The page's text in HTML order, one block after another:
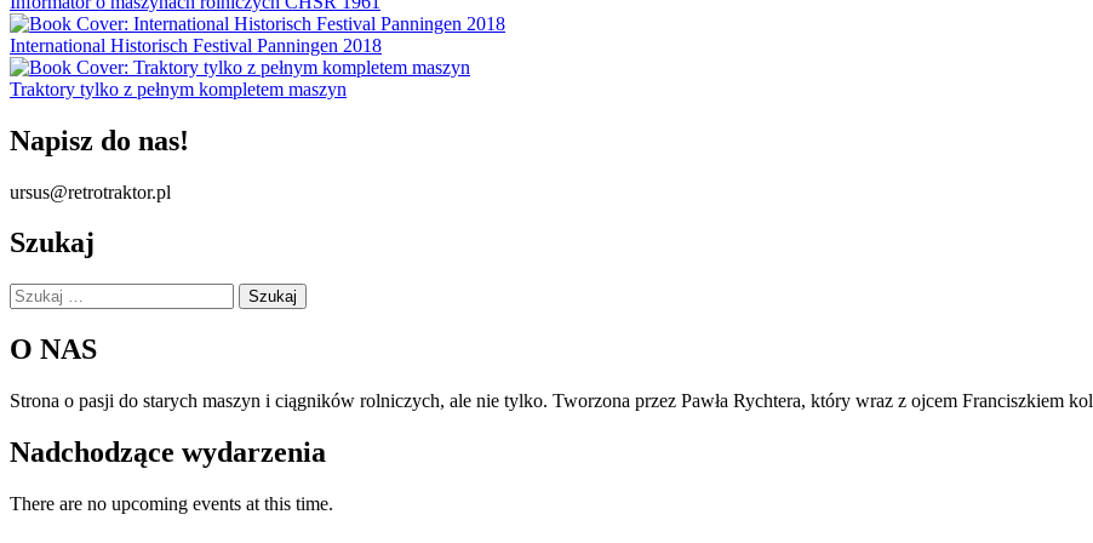
International Historisch Festival Panningen 2018
Traktory tylko z pełnym kompletem maszyn
Napisz do nas!
ursus@retrotraktor.pl
Szukaj
Szukaj:
O NAS
Strona o pasji do starych maszyn i ciągników rolniczych, ale nie tylko. Tworzona przez Pawła Rychtera, który wraz z ojcem Franciszkiem
Nadchodzące wydarzenia
There are no upcoming events at this time.